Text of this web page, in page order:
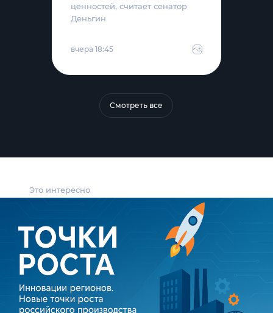
Это интересно
ценностей, считает сенатор
Деньгин
вчера 18:45
Смотреть все